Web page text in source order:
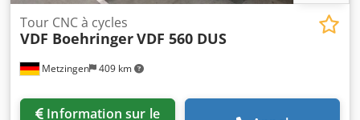
Metzingen 409 km
Tour CNC à cycles
VDF BoehringerVDF 560 DUS